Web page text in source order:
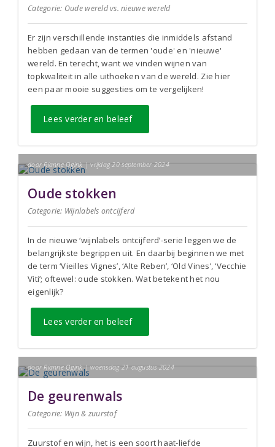
Categorie: Oude wereld vs. nieuwe wereld
Er zijn verschillende instanties die inmiddels afstand
hebben gedaan van de termen 'oude' en 'nieuwe'
wereld. En terecht, want we vinden wijnen van
topkwaliteit in alle uithoeken van de wereld. Zie hier
een paar mooie suggesties om te vergelijken!
Lees verder en beleef
door Rianne Ogink | vrijdag 20 september 2024
Oude stokken
Categorie: Wijnlabels ontcijferd
In de nieuwe ‘wijnlabels ontcijferd’-serie leggen we de
belangrijkste begrippen uit. En daarbij beginnen we met
de term ‘Vieilles Vignes’, ‘Alte Reben’, ‘Old Vines’, ‘Vecchie
Viti’; oftewel: oude stokken. Wat betekent het nou
eigenlijk?
Lees verder en beleef
door Rianne Ogink | woensdag 21 augustus 2024
De geurenwals
Categorie: Wijn & zuurstof
Zuurstof en wijn, het is een soort haat-liefde